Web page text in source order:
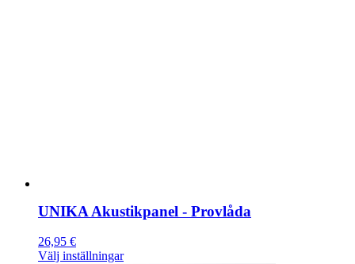
UNIKA Akustikpanel - Provlåda
26,95 €
Välj inställningarDen